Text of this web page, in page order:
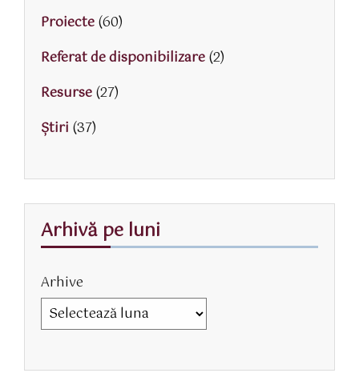
Proiecte(60)
Referat de disponibilizare(2)
Resurse(27)
Știri (37)
Arhivă pe luni
Arhive